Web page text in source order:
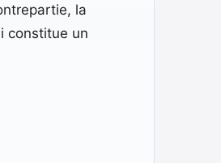
la
constitue un